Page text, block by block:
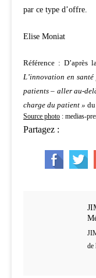
par ce type d’offre.
Elise Moniat
Référence : D’après
L’innovation en
patients – aller au-
charge du patient »
Source photo : medias-
Partagez :
de